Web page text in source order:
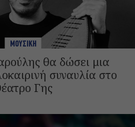
ΜΟΥΣΙΚΗ
θα δώσει μια
συναυλία στο
Γης